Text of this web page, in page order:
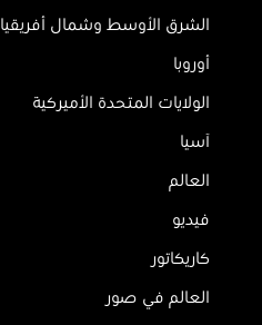
الشرق الأوسط وشمال أفريقيا
أوروبا
الولايات المتحدة الأميركية
آسيا
العالم
فيديو
كاريكاتور
العالم في صور